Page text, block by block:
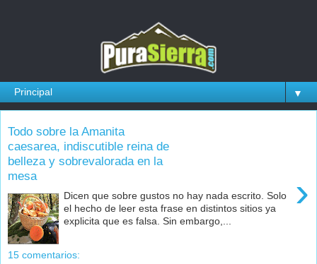
▼
Todo sobre la Amanita
caesarea, indiscutible reina de
belleza y sobrevalorada en la
mesa
›
Dicen que sobre gustos no hay nada escrito. Solo
el hecho de leer esta frase en distintos sitios ya
explicita que es falsa. Sin embargo,...
15 comentarios: